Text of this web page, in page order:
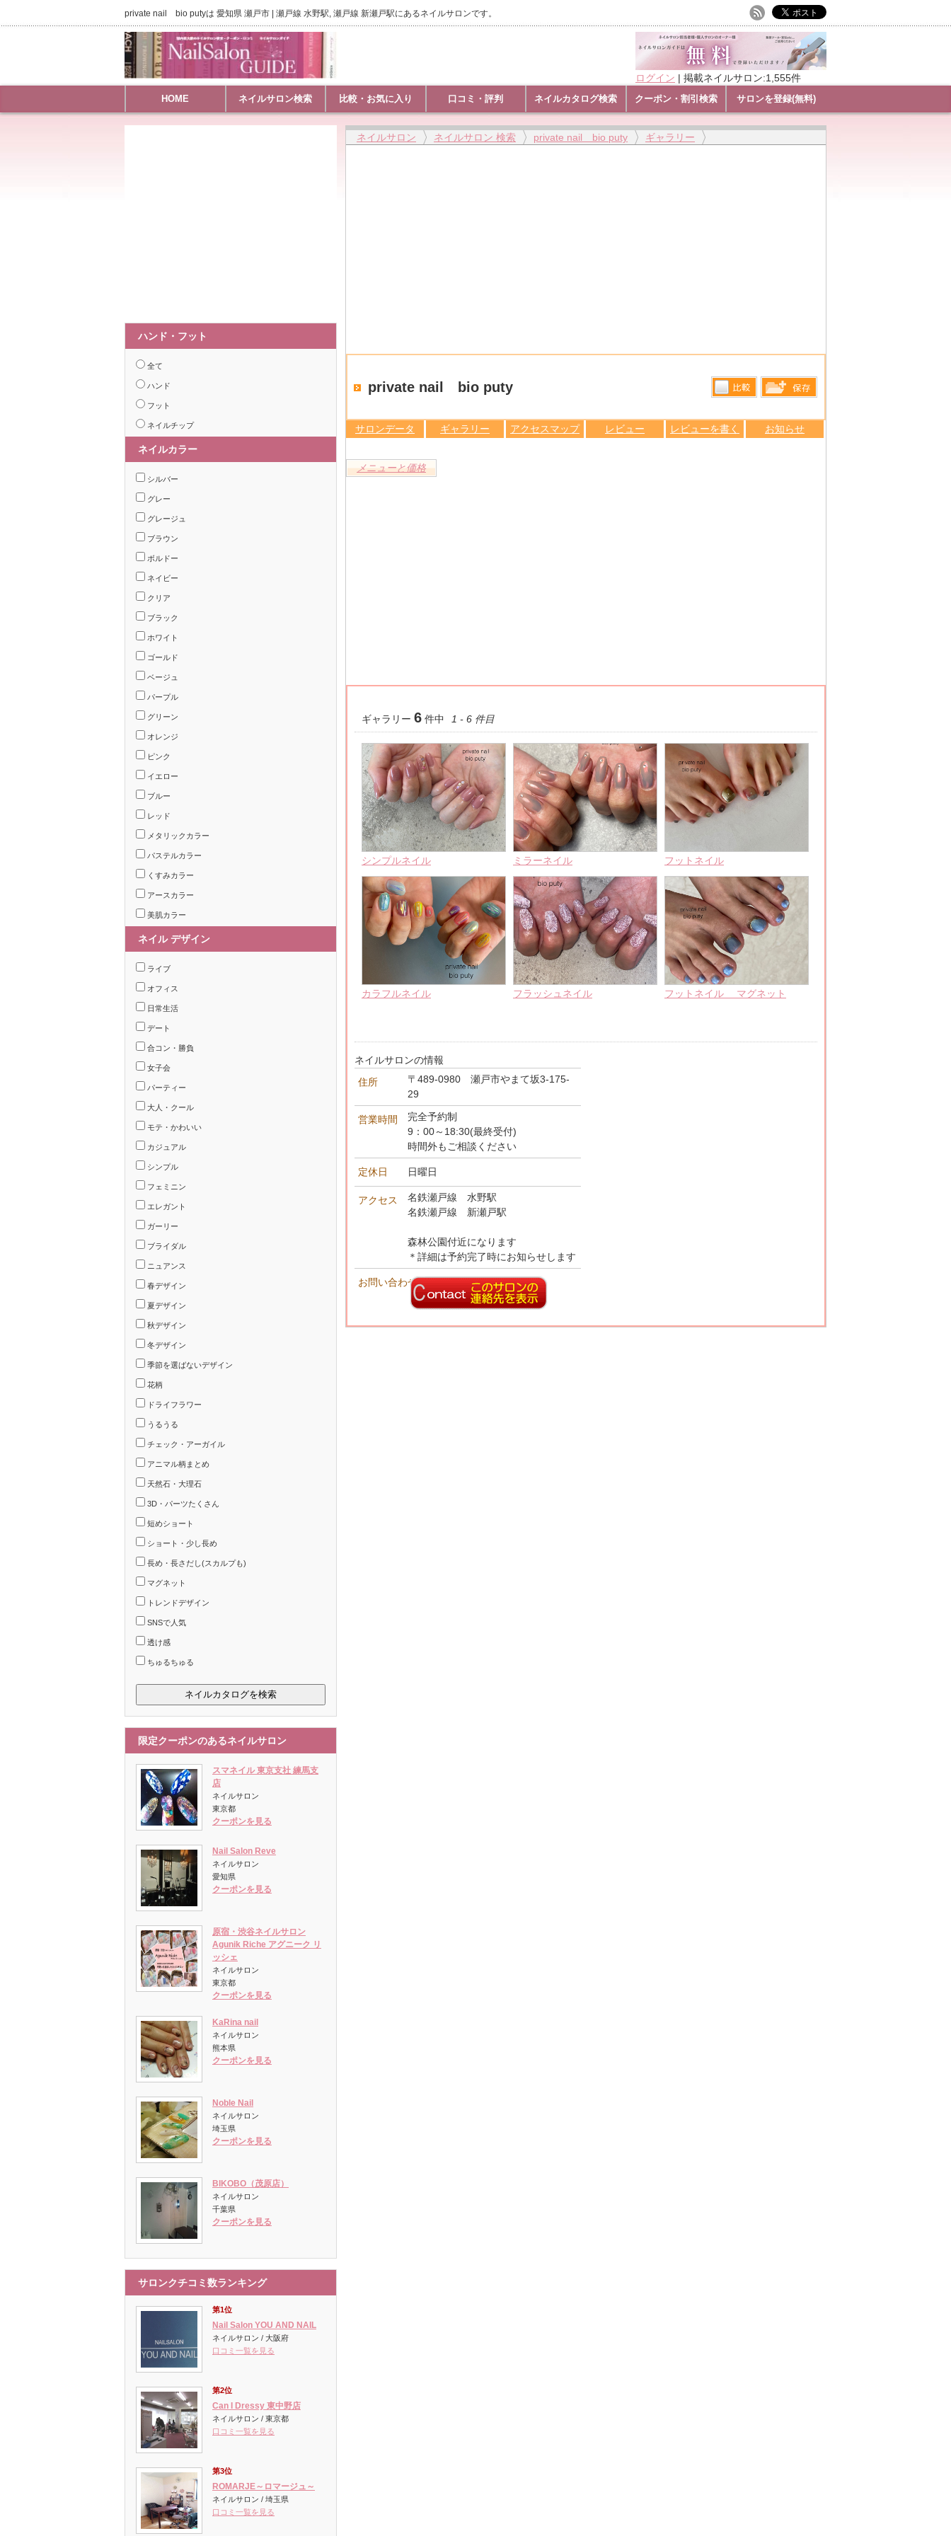
private nail bio putyは 愛知県 瀬戸市 | 瀬戸線 水野駅, 瀬戸線 新瀬戸駅にあるネイルサロンです。
HOME ネイルサロン検索 比較・お気に入り 口コミ・評判 ネイルカタログ検索 クーポン・割引検索 サロンを登録(無料)
ログイン | 掲載ネイルサロン:1,555件
ネイルサロン ネイルサロン 検索 private nail bio puty ギャラリー
private nail bio puty
る
トへ登録
サロンデータ ギャラリー アクセスマップ レビュー レビューを書く お知らせ
メニューと価格
ギャラリー 6 件中 1 - 6 件目
シンプルネイル ミラーネイル フットネイル
カラフルネイル フラッシュネイル フットネイル マグネット
ネイルサロンの情報
住所
〒489-0980 瀬戸市やまて坂3-175-
29
営業時間
完全予約制
9：00～18:30(最終受付)
時間外もご相談ください
定休日 日曜日
アクセス
名鉄瀬戸線 水野駅
名鉄瀬戸線 新瀬戸駅
森林公園付近になります
＊詳細は予約完了時にお知らせします
お問い合わせ先
ハンド・フット
全て
ハンド
フット
ネイルチップ
ネイルカラー
シルバー
グレー
グレージュ
ブラウン
ボルドー
ネイビー
クリア
ブラック
ホワイト
ゴールド
ベージュ
パープル
グリーン
オレンジ
ピンク
イエロー
ブルー
レッド
メタリックカラー
パステルカラー
くすみカラー
アースカラー
美肌カラー
ネイル デザイン
ライブ
オフィス
日常生活
デート
合コン・勝負
女子会
パーティー
大人・クール
モテ・かわいい
カジュアル
シンプル
フェミニン
エレガント
ガーリー
ブライダル
ニュアンス
春デザイン
夏デザイン
秋デザイン
冬デザイン
季節を選ばないデザイン
花柄
ドライフラワー
うるうる
チェック・アーガイル
アニマル柄まとめ
天然石・大理石
3D・パーツたくさん
短めショート
ショート・少し長め
長め・長さだし(スカルプも)
マグネット
トレンドデザイン
SNSで人気
透け感
ちゅるちゅる
限定クーポンのあるネイルサロン
スマネイル 東京支社 練馬支
店
ネイルサロン
東京都
クーポンを見る
Nail Salon Reve
ネイルサロン
愛知県
クーポンを見る
原宿・渋谷ネイルサロン
Agunik Riche アグニーク リ
ッシェ
ネイルサロン
東京都
クーポンを見る
KaRina nail
ネイルサロン
熊本県
クーポンを見る
Noble Nail
ネイルサロン
埼玉県
クーポンを見る
BIKOBO（茂原店）
ネイルサロン
千葉県
クーポンを見る
サロンクチコミ数ランキング
第1位
Nail Salon YOU AND NAIL
ネイルサロン / 大阪府
口コミ一覧を見る
第2位
Can I Dressy 東中野店
ネイルサロン / 東京都
口コミ一覧を見る
第3位
ROMARJE～ロマージュ～
ネイルサロン / 埼玉県
口コミ一覧を見る